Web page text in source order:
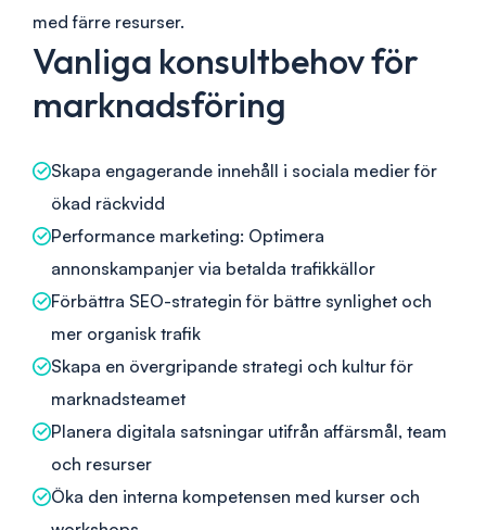
med färre resurser.
Vanliga konsultbehov för
marknadsföring
Skapa engagerande innehåll i sociala medier för
ökad räckvidd
Performance marketing: Optimera
annonskampanjer via betalda trafikkällor
Förbättra SEO-strategin för bättre synlighet och
mer organisk trafik
Skapa en övergripande strategi och kultur för
marknadsteamet
Planera digitala satsningar utifrån affärsmål, team
och resurser
Öka den interna kompetensen med kurser och